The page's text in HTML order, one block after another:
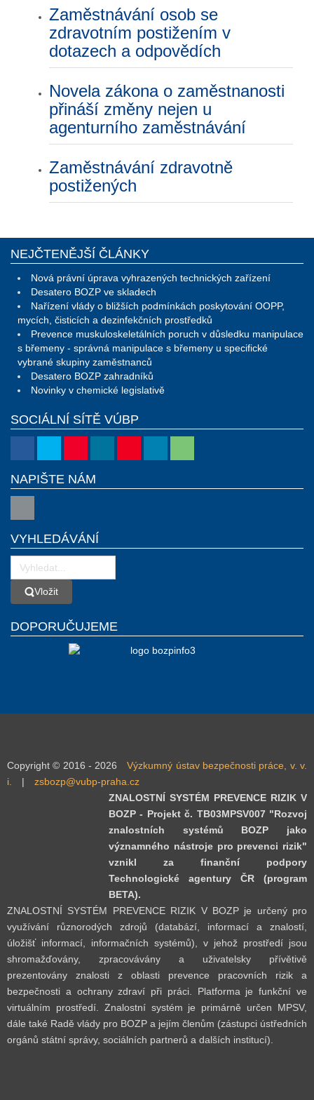
Zaměstnávání osob se
zdravotním postižením v
dotazech a odpovědích
Novela zákona o zaměstnanosti
přináší změny nejen u
agenturního zaměstnávání
Zaměstnávání zdravotně
postižených
NEJČTENĚJŠÍ ČLÁNKY
Nová právní úprava vyhrazených technických zařízení
Desatero BOZP ve skladech
Nařízení vlády o bližších podmínkách poskytování OOPP,
mycích, čisticích a dezinfekčních prostředků
Prevence muskuloskeletálních poruch v důsledku manipulace
s břemeny - správná manipulace s břemeny u specifické
vybrané skupiny zaměstnanců
Desatero BOZP zahradníků
Novinky v chemické legislativě
SOCIÁLNÍ SÍTĚ VÚBP
NAPIŠTE NÁM
VYHLEDÁVÁNÍ
VložitVložit
DOPORUČUJEME
Copyright © 2016 - 2026
Výzkumný ústav bezpečnosti práce, v. v.
i.
|
zsbozp@vubp-praha.cz
ZNALOSTNÍ SYSTÉM PREVENCE RIZIK V
BOZP - Projekt č. TB03MPSV007 "Rozvoj
znalostních systémů BOZP jako
významného nástroje pro prevenci rizik"
vznikl za finanční podpory
Technologické agentury ČR (program
BETA).
ZNALOSTNÍ SYSTÉM PREVENCE RIZIK V BOZP je určený pro
využívání různorodých zdrojů (databází, informací a znalostí,
úložišť informací, informačních systémů), v jehož prostředí jsou
shromažďovány, zpracovávány a uživatelsky přívětivě
prezentovány znalosti z oblasti prevence pracovních rizik a
bezpečnosti a ochrany zdraví při práci. Platforma je funkční ve
virtuálním prostředí. Znalostní systém je primárně určen MPSV,
dále také Radě vlády pro BOZP a jejím členům (zástupci ústředních
orgánů státní správy, sociálních partnerů a dalších institucí).